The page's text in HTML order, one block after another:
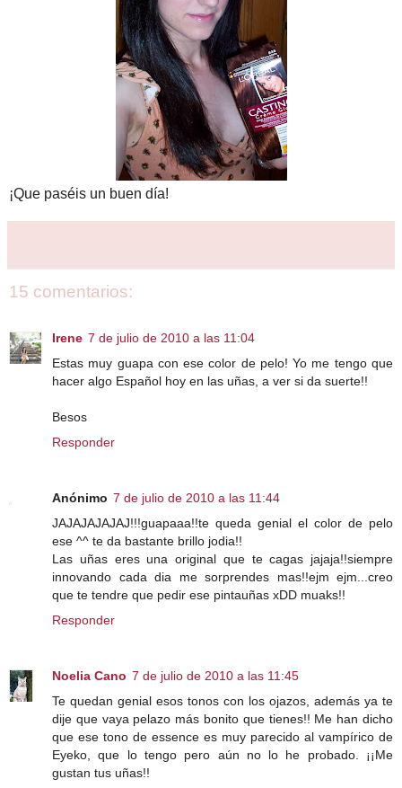
¡Que paséis un buen día!
15 comentarios:
Irene 7 de julio de 2010 a las 11:04
Estas muy guapa con ese color de pelo! Yo me tengo que
hacer algo Español hoy en las uñas, a ver si da suerte!!
Besos
Responder
Anónimo 7 de julio de 2010 a las 11:44
JAJAJAJAJAJ!!!guapaaa!!te queda genial el color de pelo
ese ^^ te da bastante brillo jodia!!
Las uñas eres una original que te cagas jajaja!!siempre
innovando cada dia me sorprendes mas!!ejm ejm...creo
que te tendre que pedir ese pintauñas xDD muaks!!
Responder
Noelia Cano 7 de julio de 2010 a las 11:45
Te quedan genial esos tonos con los ojazos, además ya te
dije que vaya pelazo más bonito que tienes!! Me han dicho
que ese tono de essence es muy parecido al vampírico de
Eyeko, que lo tengo pero aún no lo he probado. ¡¡Me
gustan tus uñas!!